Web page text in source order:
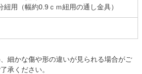
紐用（幅約0.9ｃｍ紐用の通し金具）
細かな傷や形の違いが見られる場合がご
承ください。